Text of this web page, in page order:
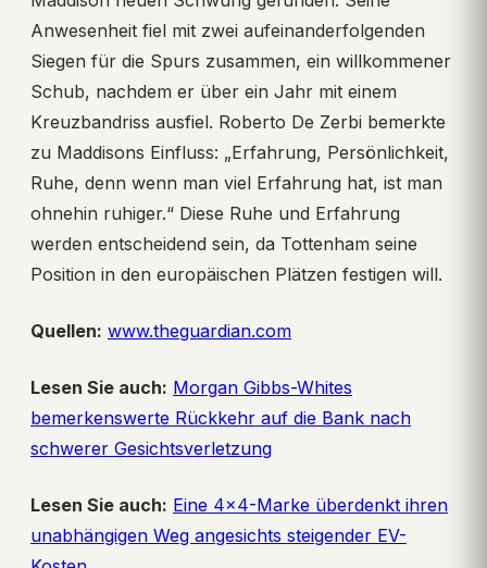
Anwesenheit fiel mit zwei aufeinanderfolgenden
Siegen für die Spurs zusammen, ein willkommener
Schub, nachdem er über ein Jahr mit einem
Kreuzbandriss ausfiel. Roberto De Zerbi bemerkte
zu Maddisons Einfluss: „Erfahrung, Persönlichkeit,
Ruhe, denn wenn man viel Erfahrung hat, ist man
ohnehin ruhiger.“ Diese Ruhe und Erfahrung
werden entscheidend sein, da Tottenham seine
Position in den europäischen Plätzen festigen will.
Quellen: www.theguardian.com
Lesen Sie auch: Morgan Gibbs-Whites
bemerkenswerte Rückkehr auf die Bank nach
schwerer Gesichtsverletzung
Lesen Sie auch: Eine 4×4-Marke überdenkt ihren
unabhängigen Weg angesichts steigender EV-